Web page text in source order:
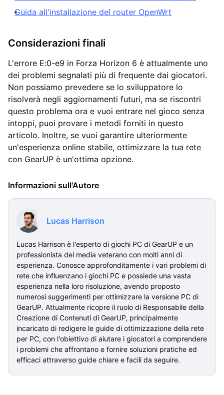
Guida all'installazione del router OpenWrt
Considerazioni finali
L'errore E:0-e9 in Forza Horizon 6 è attualmente uno
dei problemi segnalati più di frequente dai giocatori.
Non possiamo prevedere se lo sviluppatore lo
risolverà negli aggiornamenti futuri, ma se riscontri
questo problema ora e vuoi entrare nel gioco senza
intoppi, puoi provare i metodi forniti in questo
articolo. Inoltre, se vuoi garantire ulteriormente
un'esperienza online stabile, ottimizzare la tua rete
con GearUP è un'ottima opzione.
Informazioni sull'Autore
Lucas Harrison
Lucas Harrison è l'esperto di giochi PC di GearUP e un
professionista dei media veterano con molti anni di
esperienza. Conosce approfonditamente i vari problemi di
rete che influenzano i giochi PC e possiede una vasta
esperienza nella loro risoluzione, avendo proposto
numerosi suggerimenti per ottimizzare la versione PC di
GearUP. Attualmente ricopre il ruolo di Responsabile della
Creazione di Contenuti di GearUP, principalmente
incaricato di redigere le guide di ottimizzazione della rete
per PC, con l'obiettivo di aiutare i giocatori a comprendere
i problemi che affrontano e fornire soluzioni pratiche ed
efficaci attraverso guide chiare e facili da seguire.